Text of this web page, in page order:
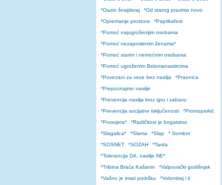
*Oazin šnajderaj
*Od starog pravimo novo
*Opremanje prostora
*Paprikafest
*Pomoć najugroženijim osobama
*Pomoć nezaposlenim ženama*
*Pomoć starim i nemoćnim osobama
*Pomoć ugroženim Belomanastircima
*Povezani za veze bez nasilja
*Praonica
*Prepoznajmo nasilje
*Prevencija nasilja kroz igru i zabavu
*Prevencija socijalne isključenosti
*Promoparkić
*Prosvjeta*
*Različitost je bogatstvo
*Slagalica*
*Slama *Slap
* Sombor
*SOSNET
*SOZAH
*Tarda
*Tolerancija DA, nasilje NE*
*Tribina Braća Kašanin
*Valpovački godišnjak
*Važno je imati podršku
*Volontiraj i ti